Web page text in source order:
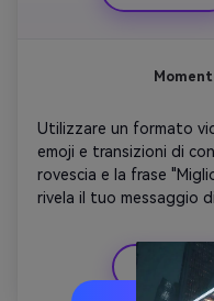
Utilizzare un formato
emoji e transizioni di
rovescia e la frase
rivela il tuo messaggio
con una colonna
lampeggianti e
coinvolgimento in stile
"L'hai fatto!" in lettere